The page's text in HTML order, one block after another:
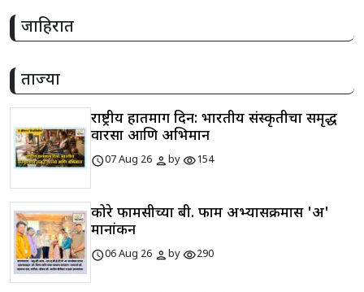
जाहिरात
ताज्या
राष्ट्रीय हातमाग दिन: भारतीय संस्कृतीचा समृद्ध
वारसा आणि अभिमान
schedule07 Aug 26 personbyvisibility154
कोरे फार्मसीच्या बी. फार्म अभ्यासक्रमास 'अ'
मानांकन
schedule06 Aug 26 personbyvisibility290